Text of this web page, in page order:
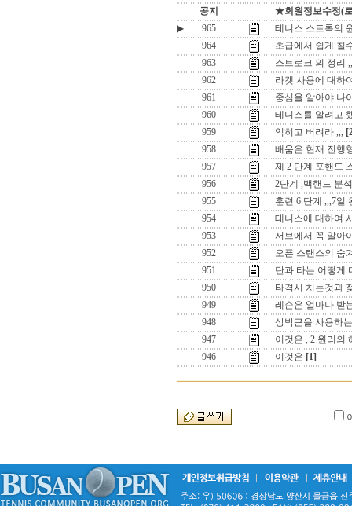
공지
★회원정보수정(
▶
965
테니스 스트록의
964
초급에서 쉽게 칠
963
스트로크 의 정리
962
라켓 사용에 대하
961
중심을 알아야 나
960
테니스를 알려고
959
익히고 버려라 ,,,
958
배움은 현재 진행
957
제 2 단계 포핸드
956
2단계 ,백핸드 분
955
훈련 6 단계 ,,,7일
954
테니스에 대하여
953
서브에서 꼭 알아
952
오픈 스탠스의 숨
951
탄과 타는 어떻게
950
타격시 치는것과
949
레슨은 얼마나 받
948
상박근을 사용하
947
이것은 , 2 원리의
946
이것은 [1]